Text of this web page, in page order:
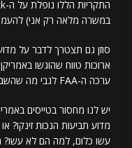
במשרה מלאה רק אני)
ערכה ה-FAA לגבי מה שהשבית את אותם טייסים.
מדוע תביעות הנכות
עשו כלום, למה הם לא עשו?